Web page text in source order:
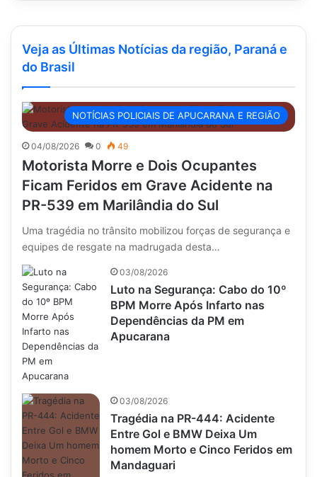
Veja as Últimas Notícias da região, Paraná e
do Brasil
NOTÍCIAS POLICIAIS DE APUCARANA E REGIÃO
04/08/2026 0 49
Motorista Morre e Dois Ocupantes
Ficam Feridos em Grave Acidente na
PR-539 em Marilândia do Sul
Uma tragédia no trânsito mobilizou forças de segurança e
equipes de resgate na madrugada desta…
03/08/2026
Luto na Segurança: Cabo do 10º
BPM Morre Após Infarto nas
Dependências da PM em
Apucarana
03/08/2026
Tragédia na PR-444: Acidente
Entre Gol e BMW Deixa Um
homem Morto e Cinco Feridos em
Mandaguari